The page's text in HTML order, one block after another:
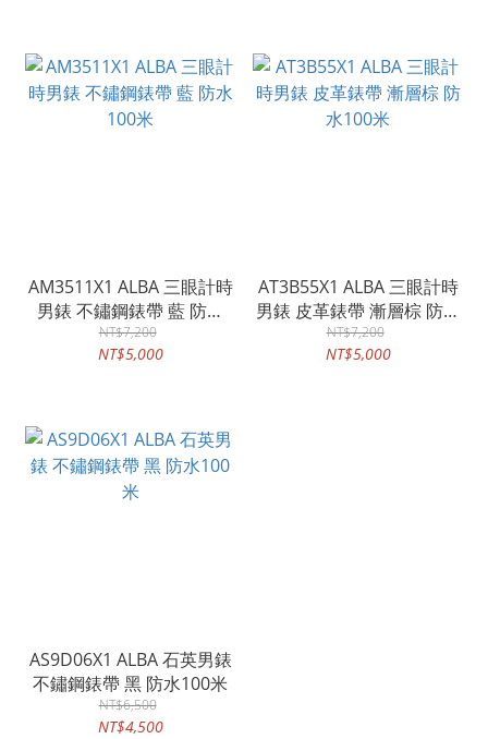
AM3511X1 ALBA 三眼計時
男錶 不鏽鋼錶帶 藍 防水
100米
NT$7,200
NT$5,000
AT3B55X1 ALBA 三眼計時
男錶 皮革錶帶 漸層棕 防水
100米
NT$7,200
NT$5,000
AS9D06X1 ALBA 石英男錶
不鏽鋼錶帶 黑 防水100米
NT$6,500
NT$4,500